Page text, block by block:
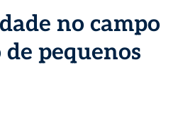
no campo
pequenos